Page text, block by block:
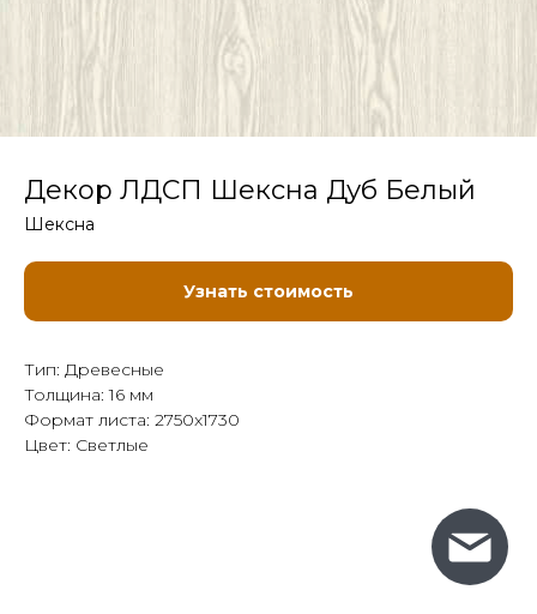
Декор ЛДСП Шексна Дуб Белый
Шексна
Узнать стоимость
Тип: Древесные
Толщина: 16 мм
Формат листа: 2750x1730
Цвет: Светлые